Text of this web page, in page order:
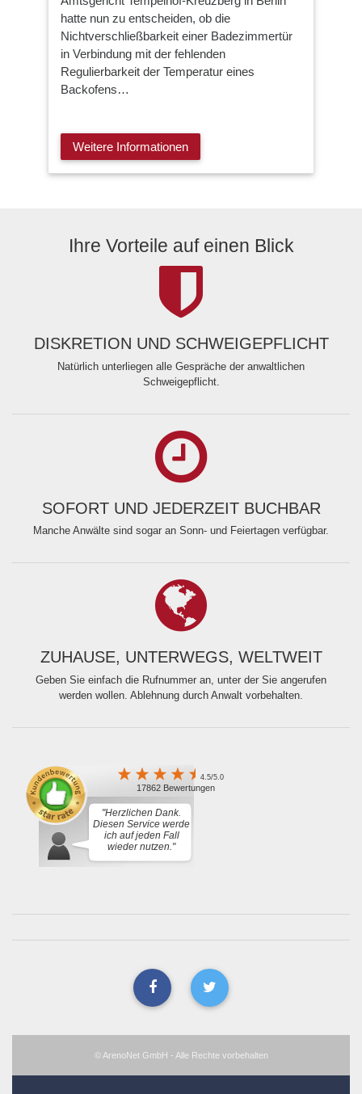
hatte nun zu entscheiden, ob die
Nichtverschließbarkeit einer Badezimmertür
in Verbindung mit der fehlenden
Regulierbarkeit der Temperatur eines
Backofens…
Weitere Informationen
Ihre Vorteile auf einen Blick
DISKRETION UND SCHWEIGEPFLICHT
Natürlich unterliegen alle Gespräche der anwaltlichen
Schweigepflicht.
SOFORT UND JEDERZEIT BUCHBAR
Manche Anwälte sind sogar an Sonn- und Feiertagen verfügbar.
ZUHAUSE, UNTERWEGS, WELTWEIT
Geben Sie einfach die Rufnummer an, unter der Sie angerufen
werden wollen. Ablehnung durch Anwalt vorbehalten.
4.5/5.0
17862 Bewertungen
"Herzlichen Dank.
Diesen Service werde
ich auf jeden Fall
wieder nutzen."
© ArenoNet GmbH - Alle Rechte vorbehalten